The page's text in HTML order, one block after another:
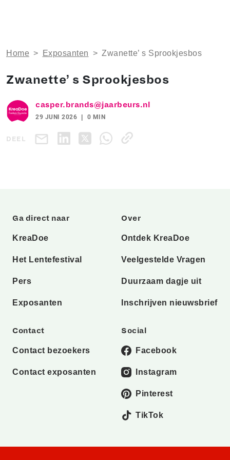
Home > Exposanten > Zwanette’ s Sprookjesbos
Zwanette’ s Sprookjesbos
casper.brands@jaarbeurs.nl
29 JUNI 2026 0 MIN
DEEL
Ga direct naar
KreaDoe
Het Lentefestival
Pers
Exposanten
Over
Ontdek KreaDoe
Veelgestelde Vragen
Duurzaam dagje uit
Inschrijven nieuwsbrief
Contact
Contact bezoekers
Contact exposanten
Social
Facebook
Instagram
Pinterest
TikTok